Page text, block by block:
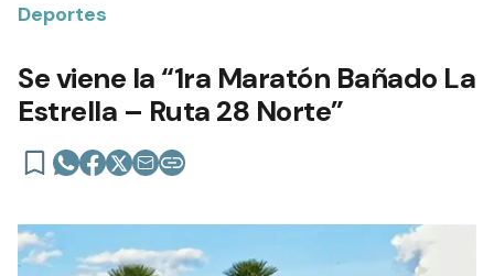
Deportes
Se viene la “1ra Maratón Bañado La
Estrella – Ruta 28 Norte”